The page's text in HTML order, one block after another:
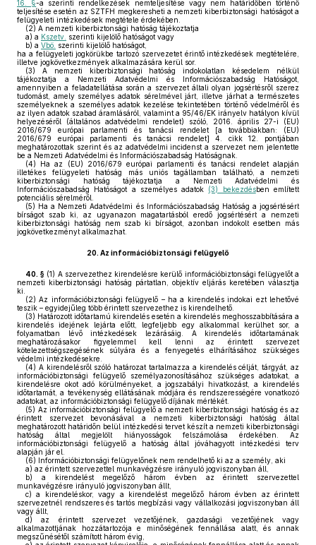
16. §-a szerinti rendelkezések nemteljesítése vagy nem határidőben történő
teljesítése esetén az SZTFH megkeresheti a nemzeti kiberbiztonsági hatóságot a
felügyeleti intézkedések megtétele érdekében.
(2) A nemzeti kiberbiztonsági hatóság tájékoztatja
a) a Kszetv. szerinti kijelölő hatóságot vagy
b) a Vbö. szerinti kijelölő hatóságot,
ha a felügyeleti jogkörükbe tartozó szervezetet érintő intézkedések megtételére,
illetve jogkövetkezmények alkalmazására kerül sor.
(3) A nemzeti kiberbiztonsági hatóság indokolatlan késedelem nélkül
tájékoztatja a Nemzeti Adatvédelmi és Információszabadság Hatóságot,
amennyiben a feladatellátása során a szervezet általi olyan jogsértésről szerez
tudomást, amely személyes adatok sérelmével járt, illetve járhat a természetes
személyeknek a személyes adatok kezelése tekintetében történő védelméről és
az ilyen adatok szabad áramlásáról, valamint a 95/46/EK irányelv hatályon kívül
helyezéséről (általános adatvédelmi rendelet) szóló, 2016. április 27-i (EU)
2016/679 európai parlamenti és tanácsi rendelet [a továbbiakban: (EU)
2016/679 európai parlamenti és tanácsi rendelet] 4. cikk 12. pontjában
meghatározottak szerint és az adatvédelmi incidenst a szervezet nem jelentette
be a Nemzeti Adatvédelmi és Információszabadság Hatóságnak.
(4) Ha az (EU) 2016/679 európai parlamenti és tanácsi rendelet alapján
illetékes felügyeleti hatóság más uniós tagállamban található, a nemzeti
kiberbiztonsági hatóság tájékoztatja a Nemzeti Adatvédelmi és
Információszabadság Hatóságot a személyes adatok (3) bekezdésben említett
potenciális sérelméről.
(5) Ha a Nemzeti Adatvédelmi és Információszabadság Hatóság a jogsértésért
bírságot szab ki, az ugyanazon magatartásból eredő jogsértésért a nemzeti
kiberbiztonsági hatóság nem szab ki bírságot, azonban indokolt esetben más
jogkövetkezményt alkalmazhat.
20. Az információbiztonsági felügyelő
40. § (1) A szervezethez kirendelésre kerülő információbiztonsági felügyelőt a
nemzeti kiberbiztonsági hatóság pártatlan, objektív eljárás keretében választja
ki.
(2) Az információbiztonsági felügyelő – ha a kirendelés indokai ezt lehetővé
teszik – egyidejűleg több érintett szervezethez is kirendelhető.
(3) Határozott időtartamú kirendelés esetén a kirendelés meghosszabbítására a
kirendelés idejének lejárta előtt, legfeljebb egy alkalommal kerülhet sor, a
folyamatban lévő intézkedések lezárásáig. A kirendelés időtartamának
meghatározásakor figyelemmel kell lenni az érintett szervezet
kötelezettségszegésének súlyára és a fenyegetés elhárításához szükséges
védelmi intézkedésekre.
(4) A kirendelésről szóló határozat tartalmazza a kirendelés célját, tárgyát, az
információbiztonsági felügyelő személyazonosításához szükséges adatokat, a
kirendelésre okot adó körülményeket, a jogszabályi hivatkozást, a kirendelés
időtartamát, a tevékenység ellátásának módjára és rendszerességére vonatkozó
adatokat, az információbiztonsági felügyelő díjának mértékét.
(5) Az információbiztonsági felügyelő a nemzeti kiberbiztonsági hatóság és az
érintett szervezet bevonásával a nemzeti kiberbiztonsági hatóság által
meghatározott határidőn belül intézkedési tervet készít a nemzeti kiberbiztonsági
hatóság által megjelölt hiányosságok felszámolása érdekében. Az
információbiztonsági felügyelő a hatóság által jóváhagyott intézkedési terv
alapján jár el.
(6) Információbiztonsági felügyelőnek nem rendelhető ki az a személy, aki
a) az érintett szervezettel munkavégzésre irányuló jogviszonyban áll,
b) a kirendelést megelőző három évben az érintett szervezettel
munkavégzésre irányuló jogviszonyban állt,
c) a kirendeléskor, vagy a kirendelést megelőző három évben az érintett
szervezetnél rendszeres és tartós megbízási vagy vállalkozási jogviszonyban áll
vagy állt,
d) az érintett szervezet vezetőjének, gazdasági vezetőjének vagy
alkalmazottjának hozzátartozója e minőségének fennállása alatt, és annak
megszűnésétől számított három évig,